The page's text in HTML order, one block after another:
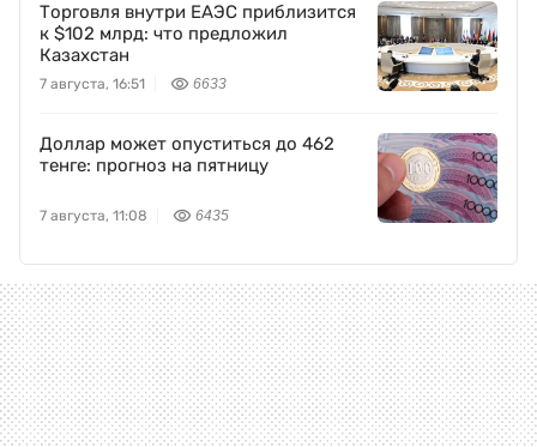
Торговля внутри ЕАЭС приблизится
к $102 млрд: что предложил
Казахстан
7 августа, 16:51 6633
Доллар может опуститься до 462
тенге: прогноз на пятницу
7 августа, 11:08 6435